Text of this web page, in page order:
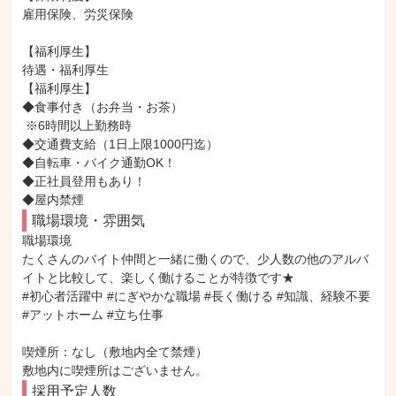
雇用保険、労災保険
【福利厚生】
待遇・福利厚生
【福利厚生】
◆食事付き（お弁当・お茶）
◆交通費支給（1日上限1000円迄）
◆自転車・バイク通勤OK！
◆正社員登用もあり！
◆屋内禁煙
職場環境・雰囲気
職場環境
たくさんのバイト仲間と一緒に働くので、少人数の他のアルバ
イトと比較して、楽しく働けることが特徴です★
#初心者活躍中 #にぎやかな職場 #長く働ける #知識、経験不要
#アットホーム #立ち仕事
喫煙所：なし（敷地内全て禁煙）
敷地内に喫煙所はございません。
採用予定人数